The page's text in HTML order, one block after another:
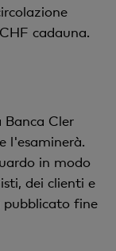
cadauna.
Banca Cler
l'esaminerà.
in modo
dei clienti e
pubblicato fine